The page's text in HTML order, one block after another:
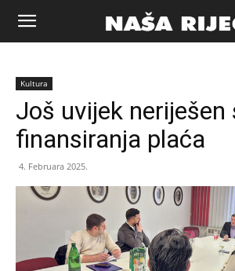
Naša
riječ
Kultura
Još uvijek neriješen
finansiranja plaća
4. Februara 2025.